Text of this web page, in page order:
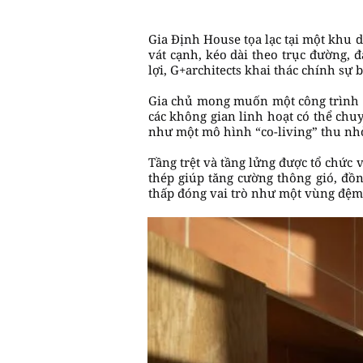
Gia Định House tọa lạc tại một khu
vát cạnh, kéo dài theo trục đường,
lợi, G+architects khai thác chính sự
Gia chủ mong muốn một công
các không gian linh hoạt có thể
như một mô hình “co-living” thu
Tầng trệt và tầng lửng được tổ chức
thép giúp tăng cường thông gió,
thấp đóng vai trò như một vùng